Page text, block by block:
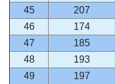
45
207
46
174
47
185
48
193
49
197